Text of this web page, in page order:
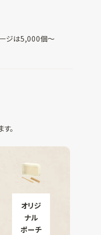
ジは5,000個～
。
オリジ
ナル
ポーチ